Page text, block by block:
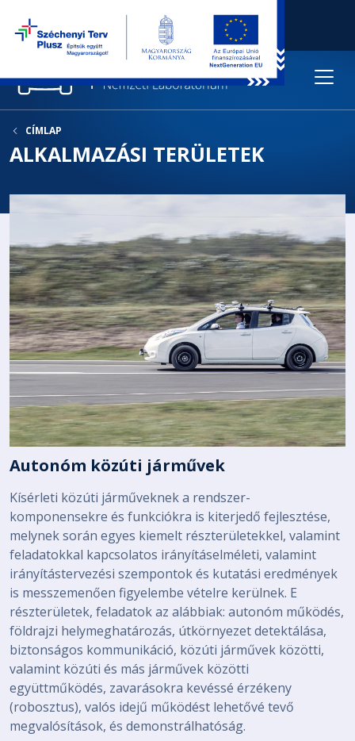
CÍMLAP
ALKALMAZÁSI TERÜLETEK
Autonóm közúti járművek
Kísérleti közúti járműveknek a rendszer-
komponensekre és funkciókra is kiterjedő fejlesztése,
melynek során egyes kiemelt részterületekkel, valamint
feladatokkal kapcsolatos irányításelméleti, valamint
irányítástervezési szempontok és kutatási eredmények
is messzemenően figyelembe vételre kerülnek. E
részterületek, feladatok az alábbiak: autonóm működés,
földrajzi helymeghatározás, útkörnyezet detektálása,
biztonságos kommunikáció, közúti járművek közötti,
valamint közúti és más járművek közötti
együttműködés, zavarásokra kevéssé érzékeny
(robosztus), valós idejű működést lehetővé tevő
megvalósítások, és demonstrálhatóság.